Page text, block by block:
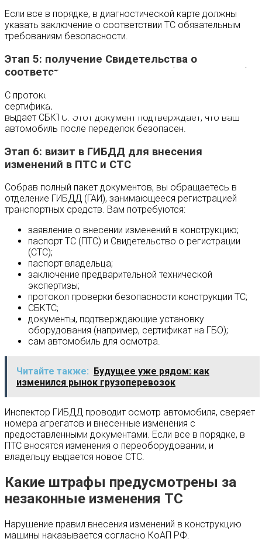
Если все в порядке, в диагностической карте должны
указать заключение о соответствии ТС обязательным
требованиям безопасности.
Этап 5: получение Свидетельства о
соответствии конструкции ТС (СБКТС, СКТС)
С протоколом и заключением вы обращаетесь в орган по
сертификации, который на основании этих документов
выдает СБКТС. Этот документ подтверждает, что ваш
автомобиль после переделок безопасен.
Этап 6: визит в ГИБДД для внесения
изменений в ПТС и СТС
Собрав полный пакет документов, вы обращаетесь в
отделение ГИБДД (ГАИ), занимающееся регистрацией
транспортных средств. Вам потребуются:
заявление о внесении изменений в конструкцию;
паспорт ТС (ПТС) и Свидетельство о регистрации
(СТС);
паспорт владельца;
заключение предварительной технической
экспертизы;
протокол проверки безопасности конструкции ТС;
СБКТС;
документы, подтверждающие установку
оборудования (например, сертификат на ГБО);
сам автомобиль для осмотра.
Читайте также:
Будущее уже рядом: как
изменился рынок грузоперевозок
Инспектор ГИБДД проводит осмотр автомобиля, сверяет
номера агрегатов и внесенные изменения с
предоставленными документами. Если все в порядке, в
ПТС вносятся изменения о переоборудовании, и
владельцу выдается новое СТС.
Какие штрафы предусмотрены за
незаконные изменения ТС
Нарушение правил внесения изменений в конструкцию
машины наказывается согласно КоАП РФ.